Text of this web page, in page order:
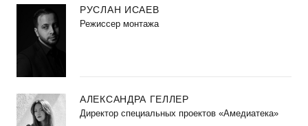
РУСЛАН ИСАЕВ
Режиссер монтажа
АЛЕКСАНДРА ГЕЛЛЕР
Директор специальных проектов «Амедиатека»